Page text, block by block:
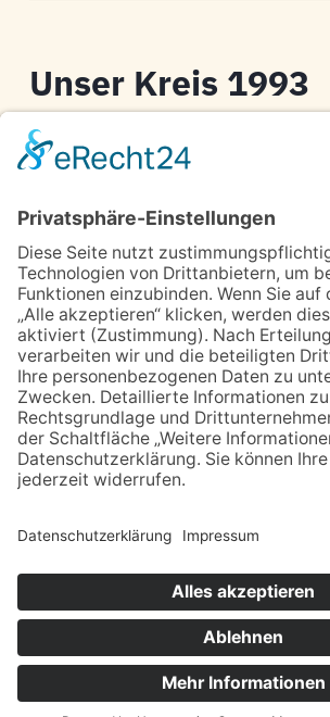
Unser Kreis 1993
Kreis Steinfurt
Jahrbuch für den Kreis Steinfurt
X6-6R6
Lechte Druck, Emsdetten
3-926619-33-3
5,00€
© Stadtmuseum Ibbenbüren –
Datenschutz